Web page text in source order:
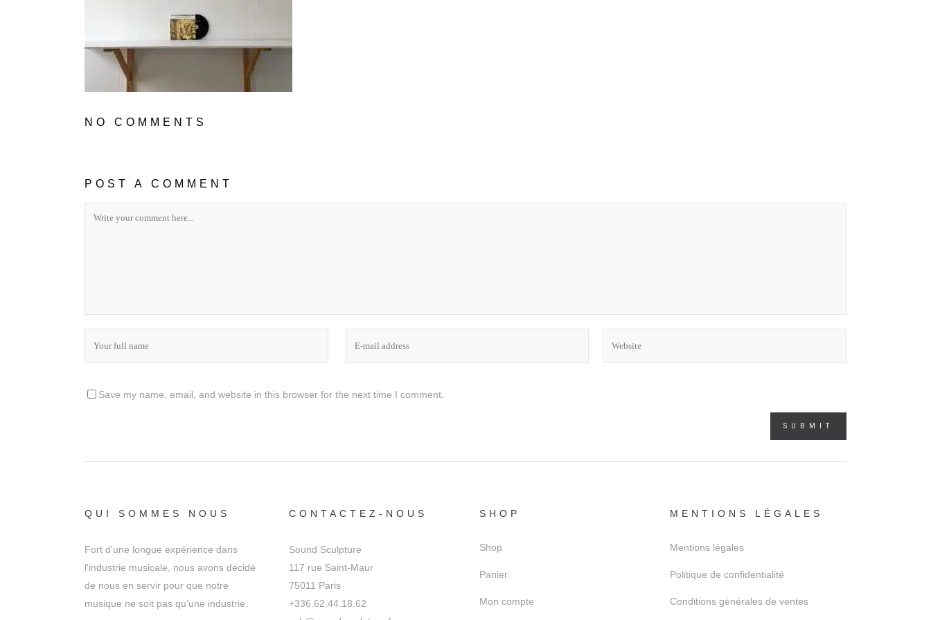
NO COMMENTS
POST A COMMENT
Save my name, email, and website in this browser for the next time I comment.
QUI SOMMES NOUS
Fort d'une longue expérience dans
l'industrie musicale, nous avons décidé
de nous en servir pour que notre
musique ne soit pas qu’une industrie.
CONTACTEZ-NOUS
Sound Sculpture
117 rue Saint-Maur
75011 Paris
+336.62.44.18.62
SHOP
Shop
Panier
Mon compte
MENTIONS LÉGALES
Mentions légales
Politique de confidentialité
Conditions générales de ventes